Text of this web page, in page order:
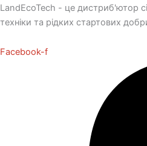
LandEcoTech - це дистриб'ютор
техніки та рідких стартових
Facebook-f